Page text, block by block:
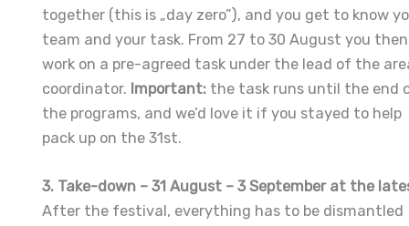
together (this is „day zero”), and you get to know
team and your task. From 27 to 30 August you then
work on a pre-agreed task under the lead of the
coordinator. Important: the task runs until the end
the programs, and we’d love it if you stayed to help
pack up on the 31st.
3. Take-down – 31 August – 3 September at the
After the festival, everything has to be dismantled